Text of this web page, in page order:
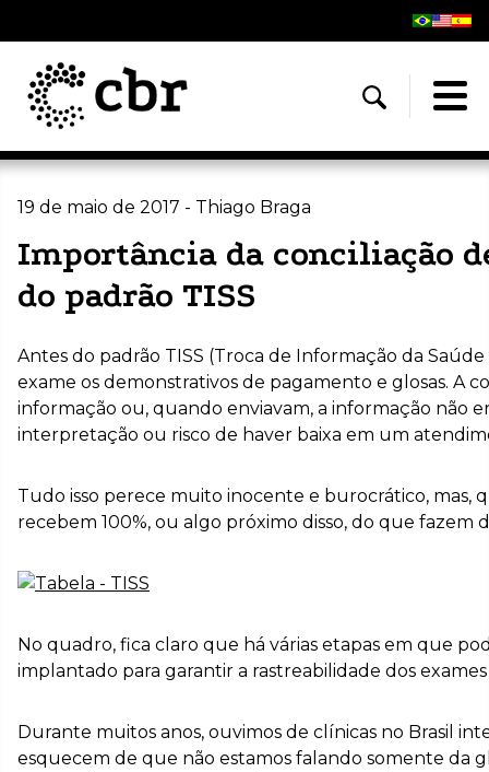
19 de maio de 2017 - Thiago Braga
Importância da conciliação
do padrão TISS
Antes do padrão TISS (Troca de Informação da
exame os demonstrativos de pagamento e glosas. A
informação ou, quando enviavam, a informação não
interpretação ou risco de haver baixa em um
Tudo isso perece muito inocente e burocrático, mas,
recebem 100%, ou algo próximo disso, do que fazem
No quadro, fica claro que há várias etapas em que
implantado para garantir a rastreabilidade dos
Durante muitos anos, ouvimos de clínicas no Brasil
esquecem de que não estamos falando somente da